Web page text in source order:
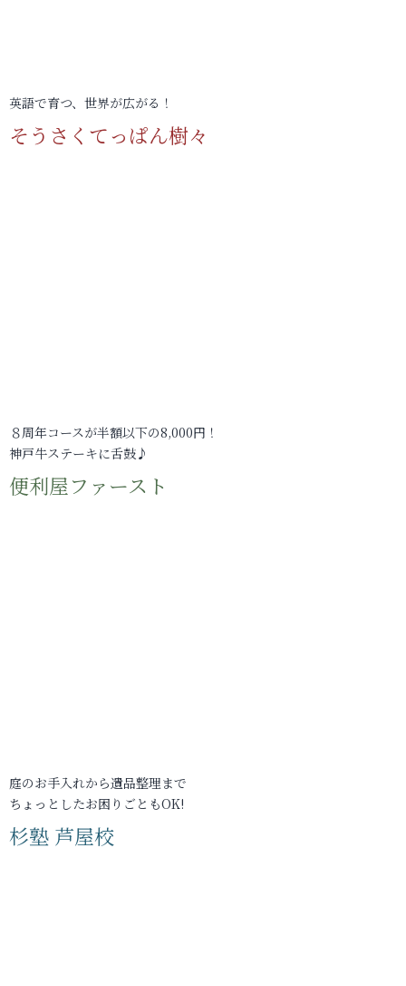
英語で育つ、世界が広がる！
そうさくてっぱん樹々
８周年コースが半額以下の8,000円！
神戸牛ステーキに舌鼓♪
便利屋ファースト
庭のお手入れから遺品整理まで
ちょっとしたお困りごともOK!
杉塾 芦屋校